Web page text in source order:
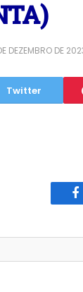
DEZEMBRO DE
Twitter